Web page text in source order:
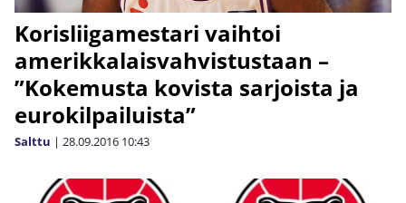
Korisliigamestari vaihtoi
amerikkalaisvahvistustaan –
”Kokemusta kovista sarjoista ja
eurokilpailuista”
Salttu | 28.09.2016 10:43